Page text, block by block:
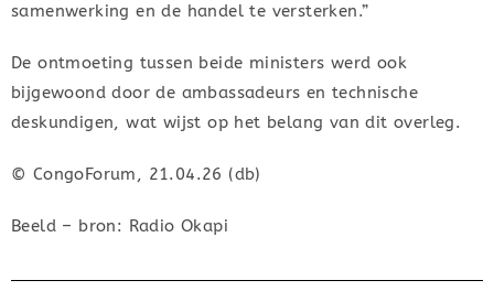
samenwerking en de handel te versterken.”
De ontmoeting tussen beide ministers werd ook
bijgewoond door de ambassadeurs en technische
deskundigen, wat wijst op het belang van dit overleg.
© CongoForum, 21.04.26 (db)
Beeld – bron: Radio Okapi